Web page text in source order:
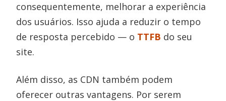
consequentemente, melhorar a experiência
dos usuários. Isso ajuda a reduzir o tempo
de resposta percebido — o TTFB do seu
site.
Além disso, as CDN também podem
oferecer outras vantagens. Por serem